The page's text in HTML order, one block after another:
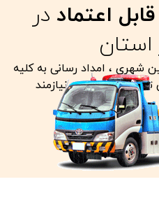
قابل اعتماد در
، امداد رسانی به کلیه
معیوب و نیازمند